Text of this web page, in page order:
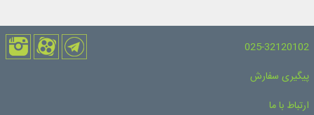
025-32120102
پیگیری سفارش
ارتباط با ما